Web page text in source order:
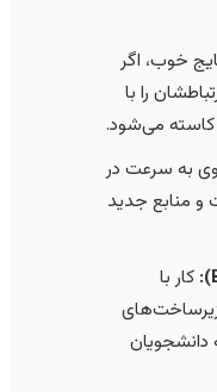
اگر
را با
می‌شود.
سرعت در
جدید